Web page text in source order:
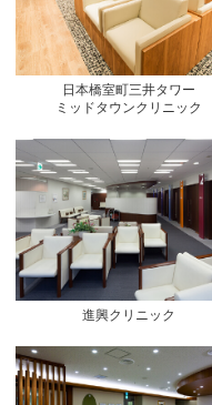
日本橋室町三井タワー
ミッドタウンクリニック
進興クリニック